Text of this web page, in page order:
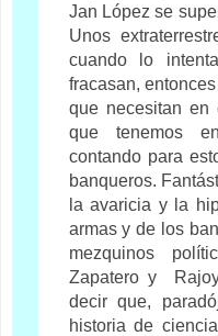
Jan López se
Unos
cuando lo
fracasan,
que necesitan en
que tenemos
contando para
banqueros.
la avaricia y la
armas y de los
mezquinos
Zapatero y
decir que,
historia de